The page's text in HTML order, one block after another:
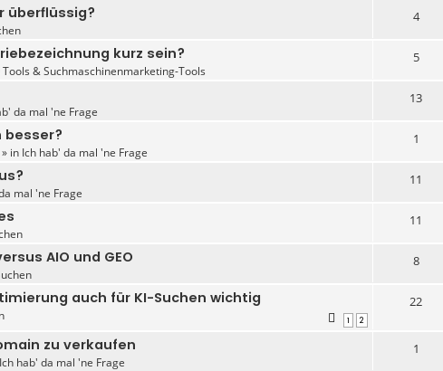
überflüssig? 4
kurz sein?
Tools & Suchmaschinenmarketing-Tools
5
da mal 'ne Frage
13
besser?
in Ich hab' da mal 'ne Frage
1
mal 'ne Frage
11
11
AIO und GEO 8
auch für KI-Suchen wichtig
1 2
22
zu verkaufen
Ich hab' da mal 'ne Frage
1